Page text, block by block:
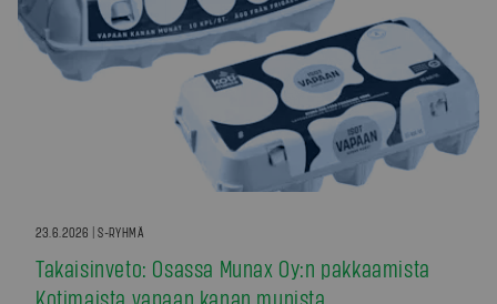
23.6.2026 | S-RYHMÄ
Takaisinveto: Osassa Munax Oy:n pakkaamista
Kotimaista vapaan kanan munista